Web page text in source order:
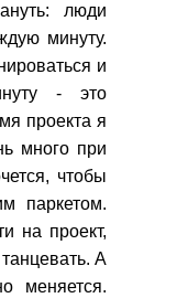
люди
минуту.
и
- это
проекта я
много при
чтобы
паркетом.
на проект,
А
меняется.